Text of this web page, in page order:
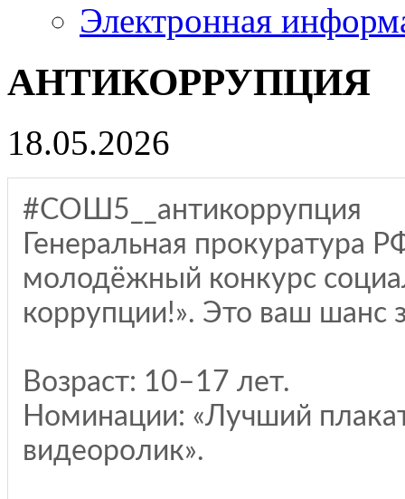
Электронная
АНТИКОРРУПЦИЯ
18.05.2026
#СОШ5__антикоррупция
Генеральная прокуратура
молодёжный конкурс
коррупции!». Это ваш шанс
Возраст: 10–17 лет.
Номинации: «Лучший
видеоролик».